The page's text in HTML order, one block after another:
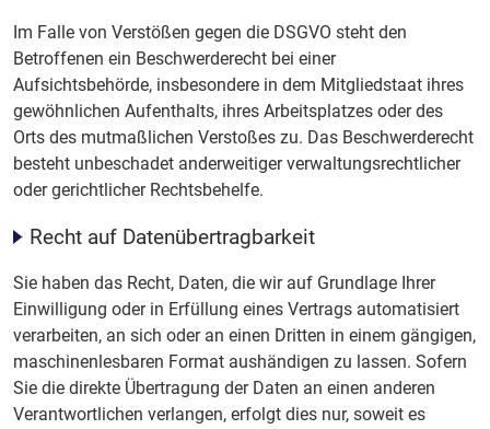
Im Falle von Verstößen gegen die DSGVO steht den
Betroffenen ein Beschwerderecht bei einer
Aufsichtsbehörde, insbesondere in dem Mitgliedstaat ihres
gewöhnlichen Aufenthalts, ihres Arbeitsplatzes oder des
Orts des mutmaßlichen Verstoßes zu. Das Beschwerderecht
besteht unbeschadet anderweitiger verwaltungsrechtlicher
oder gerichtlicher Rechtsbehelfe.
Recht auf Datenübertragbarkeit
Sie haben das Recht, Daten, die wir auf Grundlage Ihrer
Einwilligung oder in Erfüllung eines Vertrags automatisiert
verarbeiten, an sich oder an einen Dritten in einem gängigen,
maschinenlesbaren Format aushändigen zu lassen. Sofern
Sie die direkte Übertragung der Daten an einen anderen
Verantwortlichen verlangen, erfolgt dies nur, soweit es